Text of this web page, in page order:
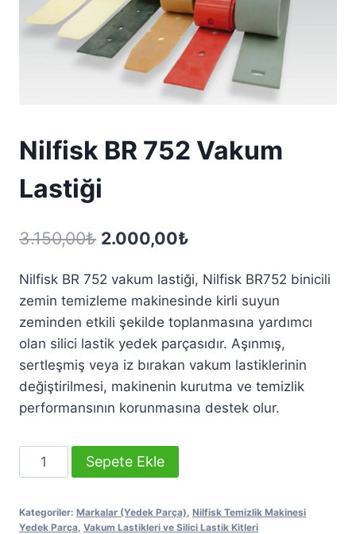
Nilfisk BR 752 Vakum
Lastiği
3.150,00₺ Orijinal
3.150,00₺.
2.000,00₺
fiyat:
2.000,00₺.
Nilfisk BR 752 vakum lastiği, Nilfisk BR752 binicili
zemin temizleme makinesinde kirli suyun
zeminden etkili şekilde toplanmasına yardımcı
olan silici lastik yedek parçasıdır. Aşınmış,
sertleşmiş veya iz bırakan vakum lastiklerinin
değiştirilmesi, makinenin kurutma ve temizlik
performansının korunmasına destek olur.
Nilfisk
BR
Vakum
Sepete Ekle
Kategoriler: Markalar (Yedek Parça) Nilfisk Temizlik Makinesi
Yedek Parça Vakum Lastikleri ve Silici Lastik Kitleri